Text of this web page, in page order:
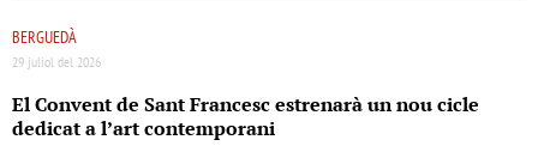
BERGUEDÀ
29 juliol del 2026
El Convent de Sant Francesc estrenarà un nou cicle
dedicat a l’art contemporani